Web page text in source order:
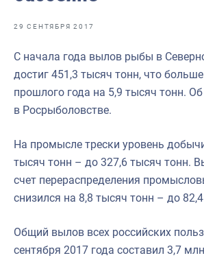
Научно-практическая литература
Рыбоохрана России
Отрасль в цифрах
Большая африканская экспедиция
Укрепление духовно-нравственных
29 СЕНТЯБРЯ 2017
С начала года вылов рыбы в
достиг 451,3 тысяч тонн, что
прошлого года на 5,9 тысяч тонн.
в Росрыболовстве.
На промысле трески уровень
тысяч тонн – до 327,6 тысяч тонн.
счет перераспределения
снизился на 8,8 тысяч тонн – до
Общий вылов всех российских
сентября 2017 года составил 3,7